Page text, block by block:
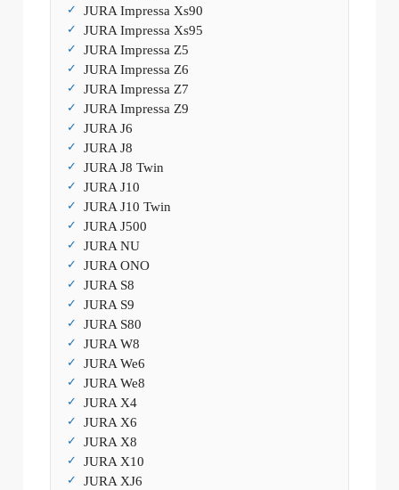
JURA Impressa Xs90
JURA Impressa Xs95
JURA Impressa Z5
JURA Impressa Z6
JURA Impressa Z7
JURA Impressa Z9
JURA J6
JURA J8
JURA J8 Twin
JURA J10
JURA J10 Twin
JURA J500
JURA NU
JURA ONO
JURA S8
JURA S9
JURA S80
JURA W8
JURA We6
JURA We8
JURA X4
JURA X6
JURA X8
JURA X10
JURA XJ6